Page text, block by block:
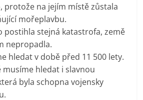
protože na jejím místě zůstala
mořeplavbu.
postihla stejná katastrofa, země
nepropadla.
hledat v době před 11 500 lety.
musíme hledat i slavnou
byla schopna vojensky